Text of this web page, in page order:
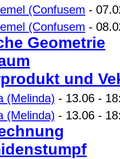
(Confusem -
(Confusem -
Geometrie
und
(Melinda) - 13.06 -
(Melinda) - 13.06 -